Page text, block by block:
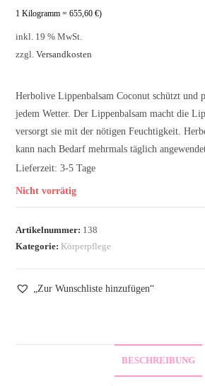
1 Kilogramm = 655,60 €)
inkl. 19 % MwSt.
zzgl.Versandkosten
Herbolive Lippenbalsam Coconut schützt und
jedem Wetter. Der Lippenbalsam macht die
versorgt sie mit der nötigen Feuchtigkeit.
kann nach Bedarf mehrmals täglich
Lieferzeit:3-5 Tage
Nicht vorrätig
Artikelnummer: 138
Kategorie: Körperpflege
„Zur Wunschliste hinzufügen“
BESCHREIBUNG